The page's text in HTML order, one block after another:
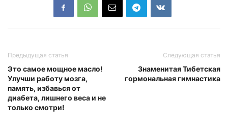
Предыдущая статья
Это самое мощное масло!
Улучши работу мозга,
память, избавься от
диабета, лишнего веса и не
только смотри!
Следующая статья
Знаменитая Тибетская
гормональная гимнастика